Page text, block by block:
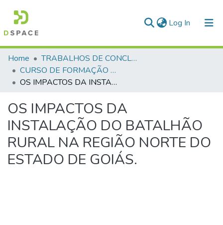
Log In (current)
Communities & Collections
All of DSpace
Home
TRABALHOS DE CONCLUSÃO DE CURSO - CFO (CURSO DE FORMAÇÃO DE OFICIAIS)
CURSO DE FORMAÇÃO DE OFICIAIS - 47ª TURMA CFO – ASPIRANTES - 2025
OS IMPACTOS DA INSTALAÇÃO DO BATALHÃO RURAL NA REGIÃO NORTE DO ESTADO DE GOIÁS.
OS IMPACTOS DA
INSTALAÇÃO DO BATALHÃO
RURAL NA REGIÃO NORTE DO
ESTADO DE GOIÁS.